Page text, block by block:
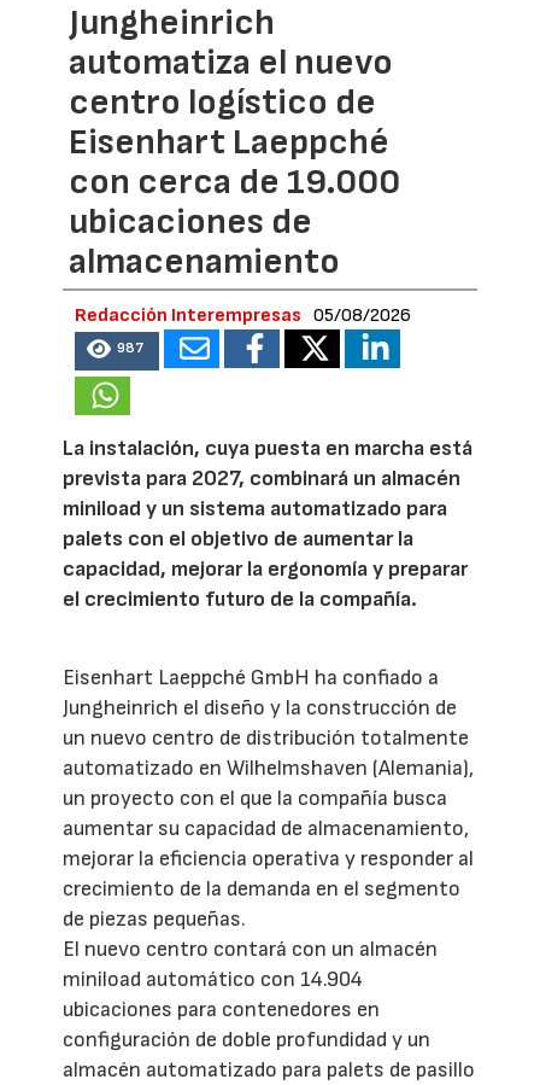
Jungheinrich
automatiza el nuevo
centro logístico de
Eisenhart Laeppché
con cerca de 19.000
ubicaciones de
almacenamiento
Redacción Interempresas 05/08/2026
987
La instalación, cuya puesta en marcha está
prevista para 2027, combinará un almacén
miniload y un sistema automatizado para
palets con el objetivo de aumentar la
capacidad, mejorar la ergonomía y preparar
el crecimiento futuro de la compañía.
Eisenhart Laeppché GmbH ha confiado a
Jungheinrich el diseño y la construcción de
un nuevo centro de distribución totalmente
automatizado en Wilhelmshaven (Alemania),
un proyecto con el que la compañía busca
aumentar su capacidad de almacenamiento,
mejorar la eficiencia operativa y responder al
crecimiento de la demanda en el segmento
de piezas pequeñas.
El nuevo centro contará con un almacén
miniload automático con 14.904
ubicaciones para contenedores en
configuración de doble profundidad y un
almacén automatizado para palets de pasillo